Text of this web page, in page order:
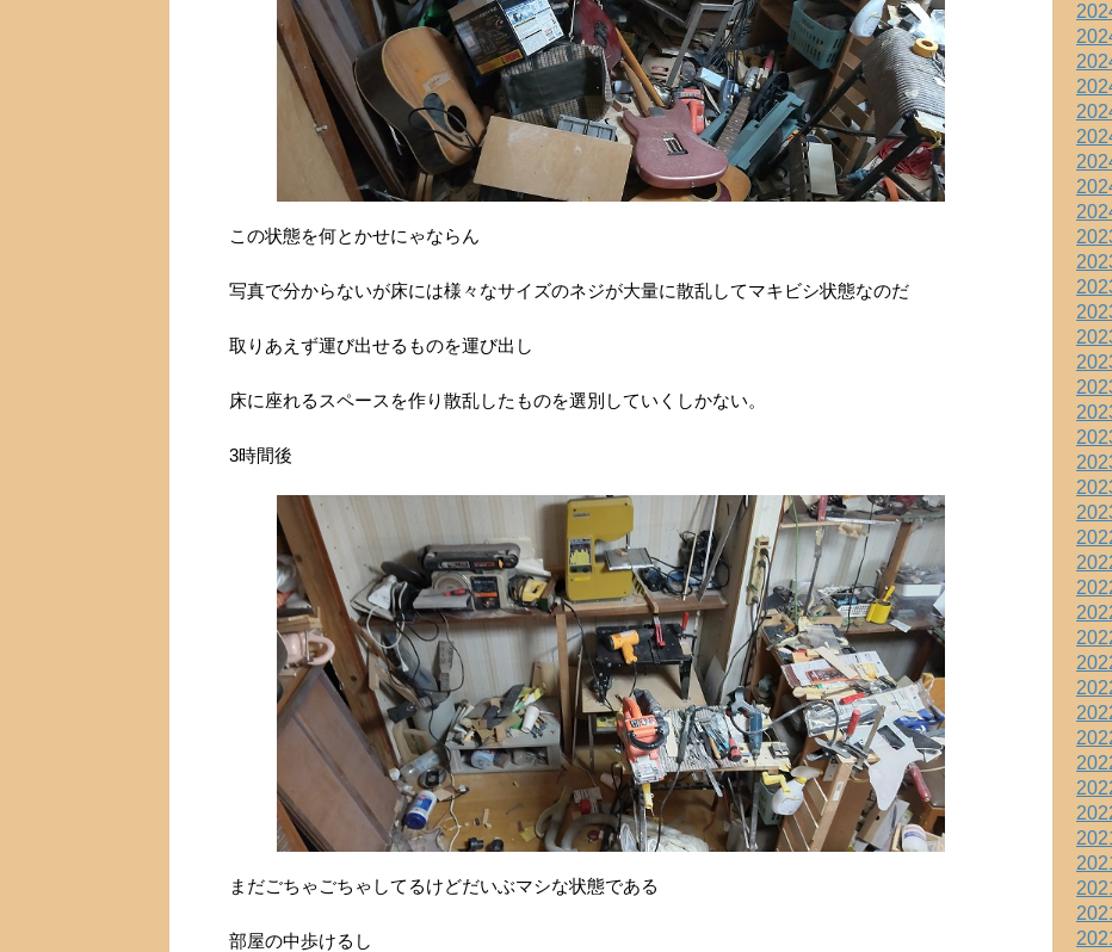
この状態を何とかせにゃならん
写真で分からないが床には様々なサイズのネジが大量に散乱してマキビシ状態なのだ
取りあえず運び出せるものを運び出し
床に座れるスペースを作り散乱したものを選別していくしかない。
3時間後
まだごちゃごちゃしてるけどだいぶマシな状態である
部屋の中歩けるし